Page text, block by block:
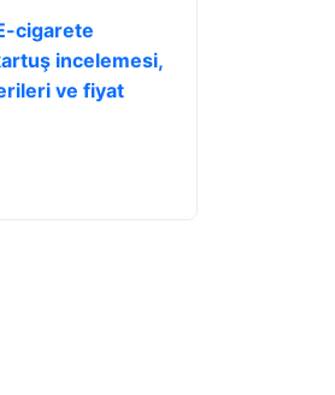
cigarete
incelemesi,
ve fiyat